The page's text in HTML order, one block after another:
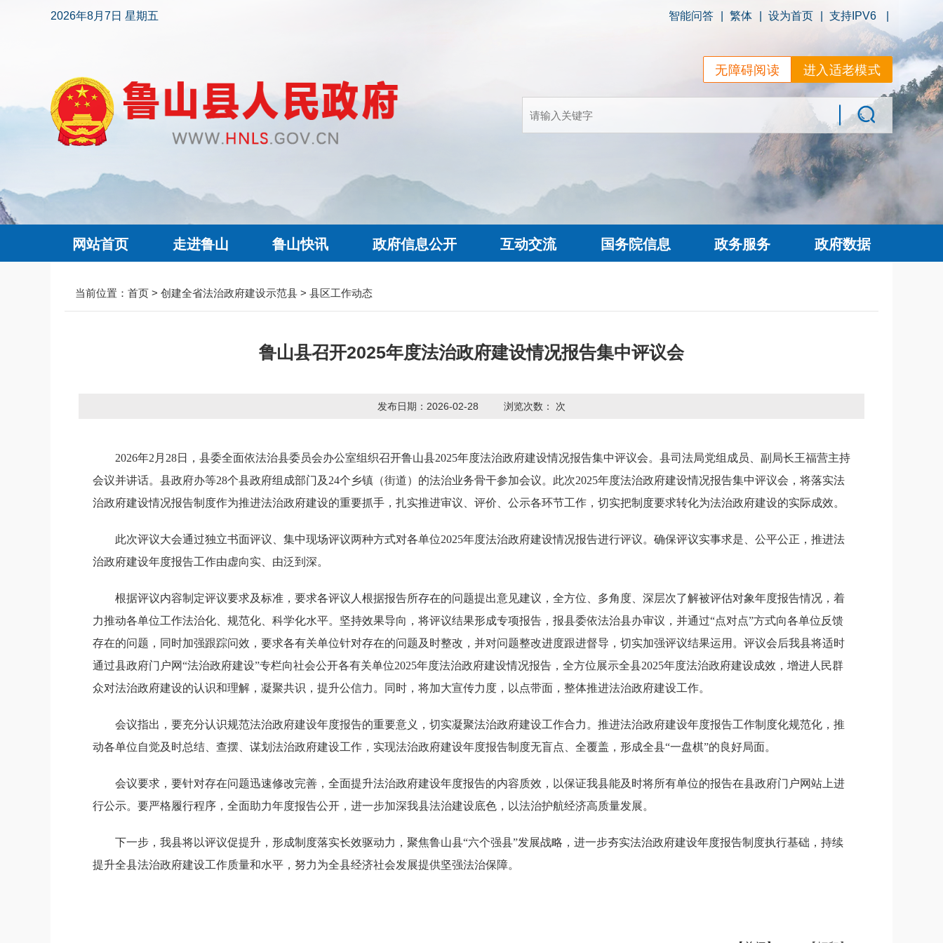
2026年8月7日 星期五 智能问答 繁体 设为首页 支持IPV6
进入适老模式
无障碍阅读
网站首页 走进鲁山 鲁山快讯 政府信息公开 互动交流 国务院信息 政务服务 政府数据
当前位置： 首页 > 创建全省法治政府建设示范县 > 县区工作动态
鲁山县召开2025年度法治政府建设情况报告集中评议会
发布日期：2026-02-28 浏览次数： 次
2026年2月28日，县委全面依法治县委员会办公室组织召开鲁山县2025年度法治政府建设情况报告集中评议会。县司法局党组成员、副局长王福营主持
会议并讲话。县政府办等28个县政府组成部门及24个乡镇（街道）的法治业务骨干参加会议。此次2025年度法治政府建设情况报告集中评议会，将落实法
治政府建设情况报告制度作为推进法治政府建设的重要抓手，扎实推进审议、评价、公示各环节工作，切实把制度要求转化为法治政府建设的实际成效。
此次评议大会通过独立书面评议、集中现场评议两种方式对各单位2025年度法治政府建设情况报告进行评议。确保评议实事求是、公平公正，推进法
治政府建设年度报告工作由虚向实、由泛到深。
根据评议内容制定评议要求及标准，要求各评议人根据报告所存在的问题提出意见建议，全方位、多角度、深层次了解被评估对象年度报告情况，着
力推动各单位工作法治化、规范化、科学化水平。坚持效果导向，将评议结果形成专项报告，报县委依法治县办审议，并通过“点对点”方式向各单位反馈
存在的问题，同时加强跟踪问效，要求各有关单位针对存在的问题及时整改，并对问题整改进度跟进督导，切实加强评议结果运用。评议会后我县将适时
通过县政府门户网“法治政府建设”专栏向社会公开各有关单位2025年度法治政府建设情况报告，全方位展示全县2025年度法治政府建设成效，增进人民群
众对法治政府建设的认识和理解，凝聚共识，提升公信力。同时，将加大宣传力度，以点带面，整体推进法治政府建设工作。
会议指出，要充分认识规范法治政府建设年度报告的重要意义，切实凝聚法治政府建设工作合力。推进法治政府建设年度报告工作制度化规范化，推
动各单位自觉及时总结、查摆、谋划法治政府建设工作，实现法治政府建设年度报告制度无盲点、全覆盖，形成全县“一盘棋”的良好局面。
会议要求，要针对存在问题迅速修改完善，全面提升法治政府建设年度报告的内容质效，以保证我县能及时将所有单位的报告在县政府门户网站上进
行公示。要严格履行程序，全面助力年度报告公开，进一步加深我县法治建设底色，以法治护航经济高质量发展。
下一步，我县将以评议促提升，形成制度落实长效驱动力，聚焦鲁山县“六个强县”发展战略，进一步夯实法治政府建设年度报告制度执行基础，持续
提升全县法治政府建设工作质量和水平，努力为全县经济社会发展提供坚强法治保障。